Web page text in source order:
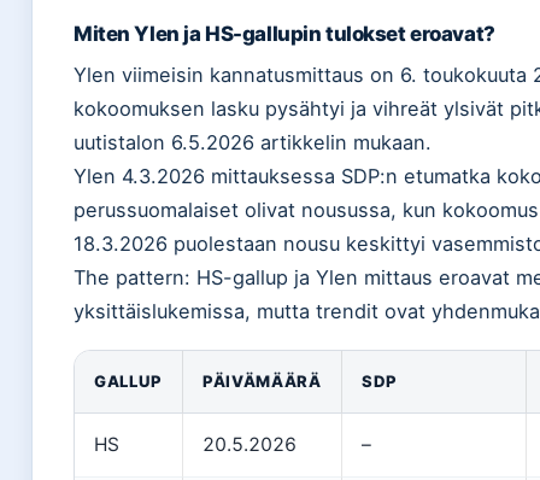
Miten Ylen ja HS-gallupin tulokset eroavat?
Ylen viimeisin kannatusmittaus on 6. toukokuuta
kokoomuksen lasku pysähtyi ja vihreät ylsivät
uutistalon 6.5.2026 artikkelin mukaan.
Ylen 4.3.2026 mittauksessa SDP:n etumatka
perussuomalaiset olivat nousussa, kun
18.3.2026 puolestaan nousu keskittyi
The pattern: HS-gallup ja Ylen mittaus eroavat
yksittäislukemissa, mutta trendit ovat
GALLUP PÄIVÄMÄÄRÄ SDP
HS 20.5.2026 –